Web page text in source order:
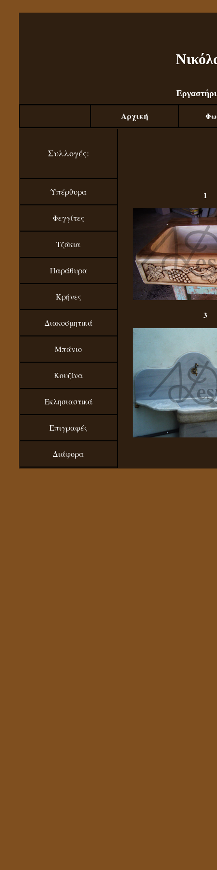
Αρχική
Συλλογές:
Υπέρθυρα
Φεγγίτες
Τζάκια
Παράθυρα
Κρήνες
Διακοσμητικά
Μπάνιο
Κουζίνα
Εκλησιαστικά
Επιγραφές
Διάφορα
1
3